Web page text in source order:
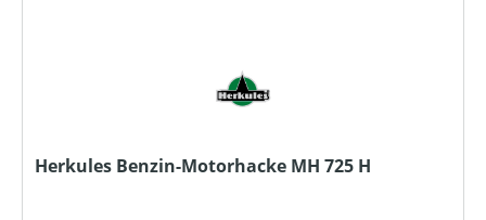
Herkules Benzin-Motorhacke MH 725 H